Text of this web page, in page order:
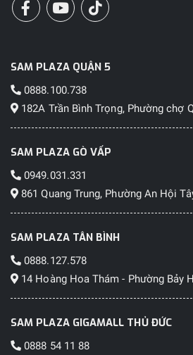
SAM PLAZA QUẬN 5
0888.100.738
182A Trần Bình Trọng, Phường chợ
SAM PLAZA GÒ VẤP
0949.031.331
861 Quang Trung, Phường An Hội
SAM PLAZA TÂN BÌNH
0888.127.578
14 Hoàng Hoa Thám - Phường Bảy
SAM PLAZA GIGAMALL THỦ ĐỨC
0888 54 11 88